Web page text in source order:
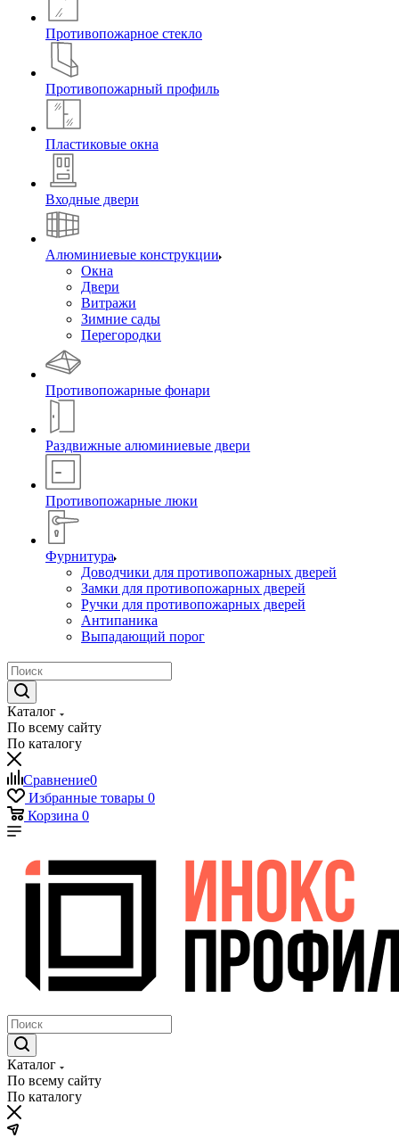
Противопожарное стекло
Противопожарный профиль
Пластиковые окна
Входные двери
Алюминиевые конструкции
Окна
Двери
Витражи
Зимние сады
Перегородки
Противопожарные фонари
Раздвижные алюминиевые двери
Противопожарные люки
Фурнитура
Доводчики для противопожарных дверей
Замки для противопожарных дверей
Ручки для противопожарных дверей
Антипаника
Выпадающий порог
Каталог
По всему сайту
По каталогу
Сравнение0
Избранные товары 0
Корзина 0
Каталог
По всему сайту
По каталогу